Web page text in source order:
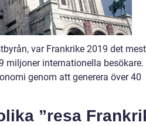
var Frankrike 2019 det mest
miljoner internationella besökare.
genom att generera över 40
”resa